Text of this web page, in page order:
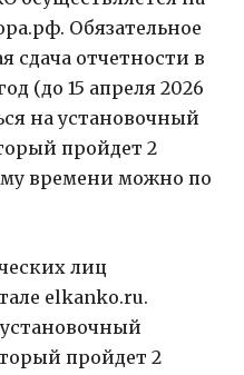
Обязательное
сдача отчетности в
(до 15 апреля 2026
на установочный
пройдет 2
времени можно по
лиц
elkanko.ru.
пройдет 2